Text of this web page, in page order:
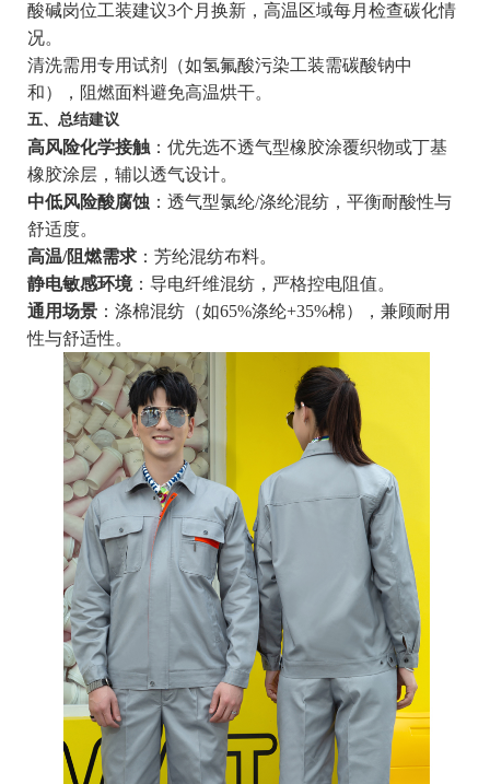
酸碱岗位工装建议3个月换新，高温区域每月检查碳化情
况。
清洗需用专用试剂（如氢氟酸污染工装需碳酸钠中
和），阻燃面料避免高温烘干。
五、总结建议
高风险化学接触：优先选不透气型橡胶涂覆织物或丁基
橡胶涂层，辅以透气设计。
中低风险酸腐蚀 ：透气型氯纶/涤纶混纺，平衡耐酸性与
舒适度。
高温/阻燃需求：芳纶混纺布料。
静电敏感环境：导电纤维混纺，严格控电阻值。
通用场景：涤棉混纺（如65%涤纶+35%棉），兼顾耐用
性与舒适性。